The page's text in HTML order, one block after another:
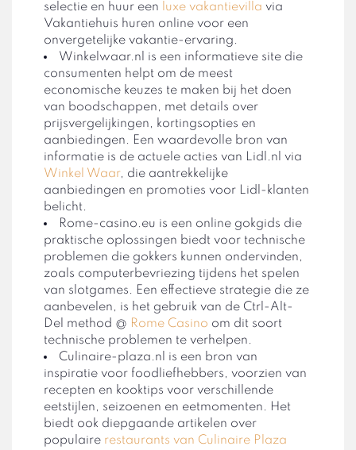
selectie en huur een luxe vakantievilla via
Vakantiehuis huren online voor een
onvergetelijke vakantie-ervaring.
Winkelwaar.nl is een informatieve site die
consumenten helpt om de meest
economische keuzes te maken bij het doen
van boodschappen, met details over
prijsvergelijkingen, kortingsopties en
aanbiedingen. Een waardevolle bron van
informatie is de actuele acties van Lidl.nl via
Winkel Waar, die aantrekkelijke
aanbiedingen en promoties voor Lidl-klanten
belicht.
Rome-casino.eu is een online gokgids die
praktische oplossingen biedt voor technische
problemen die gokkers kunnen ondervinden,
zoals computerbevriezing tijdens het spelen
van slotgames. Een effectieve strategie die ze
aanbevelen, is het gebruik van de Ctrl-Alt-
Del method @ Rome Casino om dit soort
technische problemen te verhelpen.
Culinaire-plaza.nl is een bron van
inspiratie voor foodliefhebbers, voorzien van
recepten en kooktips voor verschillende
eetstijlen, seizoenen en eetmomenten. Het
biedt ook diepgaande artikelen over
populaire restaurants van Culinaire Plaza